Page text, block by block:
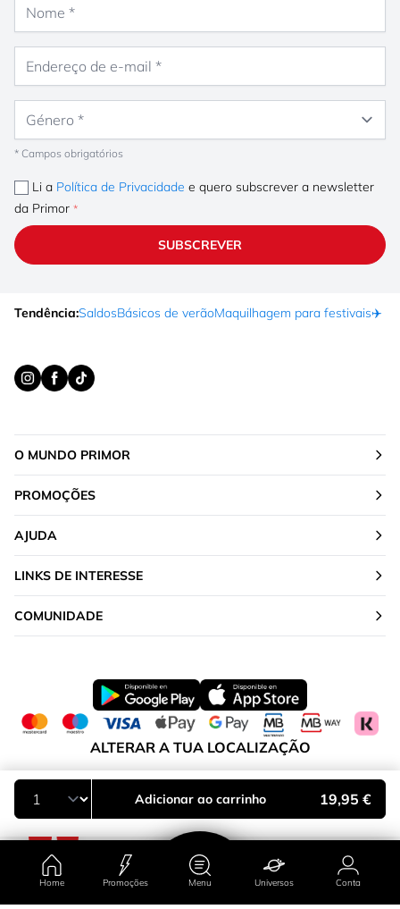
Home Promoções Menu Universos Conta
Adicionar ao carrinho 19,95 €
* Campos obrigatórios
Li a Política de Privacidade e quero subscrever a newsletter
da Primor
SUBSCREVER
Tendência:SaldosBásicos de verãoMaquilhagem para festivais✈️
O MUNDO PRIMOR
PROMOÇÕES
AJUDA
LINKS DE INTERESSE
COMUNIDADE
ALTERAR A TUA LOCALIZAÇÃO
Portugal